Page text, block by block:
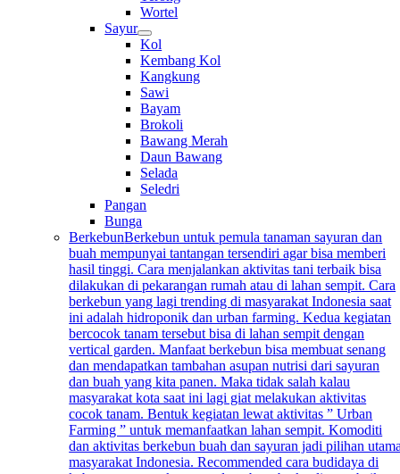
Wortel
Sayur
Kol
Kembang Kol
Kangkung
Sawi
Bayam
Brokoli
Bawang Merah
Daun Bawang
Selada
Seledri
Pangan
Bunga
BerkebunBerkebun untuk pemula tanaman sayuran dan
buah mempunyai tantangan tersendiri agar bisa memberi
hasil tinggi. Cara menjalankan aktivitas tani terbaik bisa
dilakukan di pekarangan rumah atau di lahan sempit. Cara
berkebun yang lagi trending di masyarakat Indonesia saat
ini adalah hidroponik dan urban farming. Kedua kegiatan
bercocok tanam tersebut bisa di lahan sempit dengan
vertical garden. Manfaat berkebun bisa membuat senang
dan mendapatkan tambahan asupan nutrisi dari sayuran
dan buah yang kita panen. Maka tidak salah kalau
masyarakat kota saat ini lagi giat melakukan aktivitas
cocok tanam. Bentuk kegiatan lewat aktivitas ” Urban
Farming ” untuk memanfaatkan lahan sempit. Komoditi
dan aktivitas berkebun buah dan sayuran jadi pilihan
masyarakat Indonesia. Recommended cara budidaya di